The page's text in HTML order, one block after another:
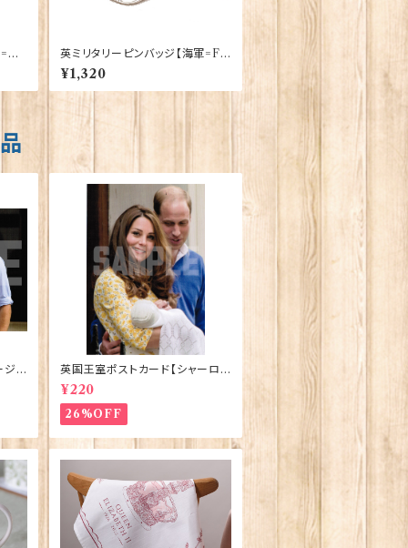
英ミリタリーピンバッジ【海軍=Fili
gree Crown & Anchor】Tradi
tion 90043-M001
¥1,320
ジ
英国王室ポストカード【シャーロッ
ト王女2】Pageantry Postcard
90183-JEF202
¥220
26%OFF